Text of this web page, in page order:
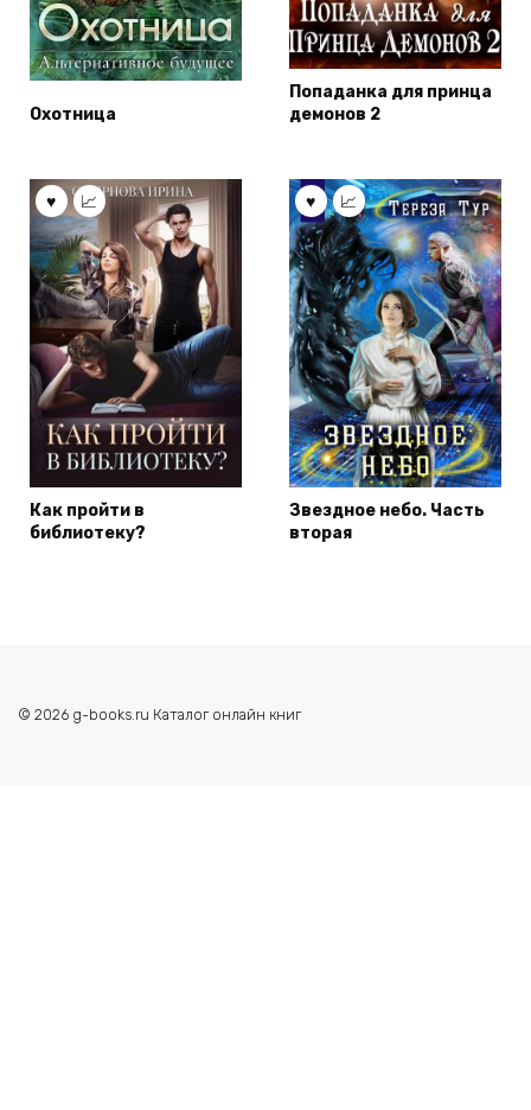
Охотница
Попаданка для принца
демонов 2
Как пройти в
библиотеку?
Звездное небо. Часть
вторая
© 2026 g-books.ru Каталог онлайн книг